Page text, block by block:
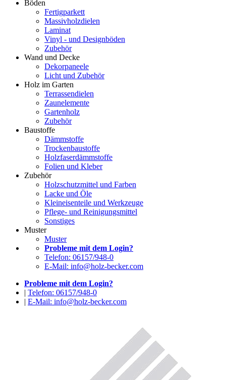
Böden
Fertigparkett
Massivholzdielen
Laminat
Vinyl - und Designböden
Zubehör
Wand und Decke
Dekorpaneele
Licht und Zubehör
Holz im Garten
Terrassendielen
Zaunelemente
Gartenholz
Zubehör
Baustoffe
Dämmstoffe
Trockenbaustoffe
Holzfaserdämmstoffe
Folien und Kleber
Zubehör
Holzschutzmittel und Farben
Lacke und Öle
Kleineisenteile und Werkzeuge
Pflege- und Reinigungsmittel
Sonstiges
Muster
Muster
Probleme mit dem Login?
Telefon: 06157/948-0
E-Mail: info@holz-becker.com
Probleme mit dem Login?
| Telefon: 06157/948-0
| E-Mail: info@holz-becker.com